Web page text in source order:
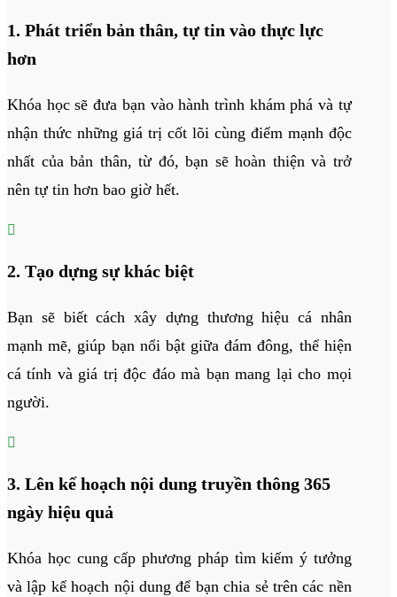
1. Phát triển bản thân, tự tin vào thực lực
hơn
Khóa học sẽ đưa bạn vào hành trình khám phá và tự
nhận thức những giá trị cốt lõi cùng điểm mạnh độc
nhất của bản thân, từ đó, bạn sẽ hoàn thiện và trở
nên tự tin hơn bao giờ hết.

2. Tạo dựng sự khác biệt
Bạn sẽ biết cách xây dựng thương hiệu cá nhân
mạnh mẽ, giúp bạn nổi bật giữa đám đông, thể hiện
cá tính và giá trị độc đáo mà bạn mang lại cho mọi
người.

3. Lên kế hoạch nội dung truyền thông 365
ngày hiệu quả
Khóa học cung cấp phương pháp tìm kiếm ý tưởng
và lập kế hoạch nội dung để bạn chia sẻ trên các nền